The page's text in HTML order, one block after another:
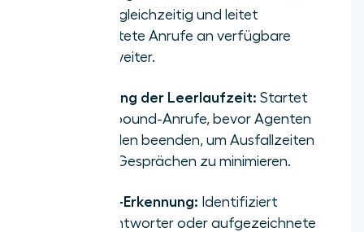
Nummern gleichzeitig und leitet
beantwortete Anrufe an verfügbare
Agenten weiter.
Reduzierung der Leerlaufzeit: Startet
neue Outbound-Anrufe, bevor Agenten
ihre aktuellen beenden, um Ausfallzeiten
zwischen Gesprächen zu minimieren.
Voicemail-Erkennung: Identifiziert
Anrufbeantworter oder aufgezeichnete